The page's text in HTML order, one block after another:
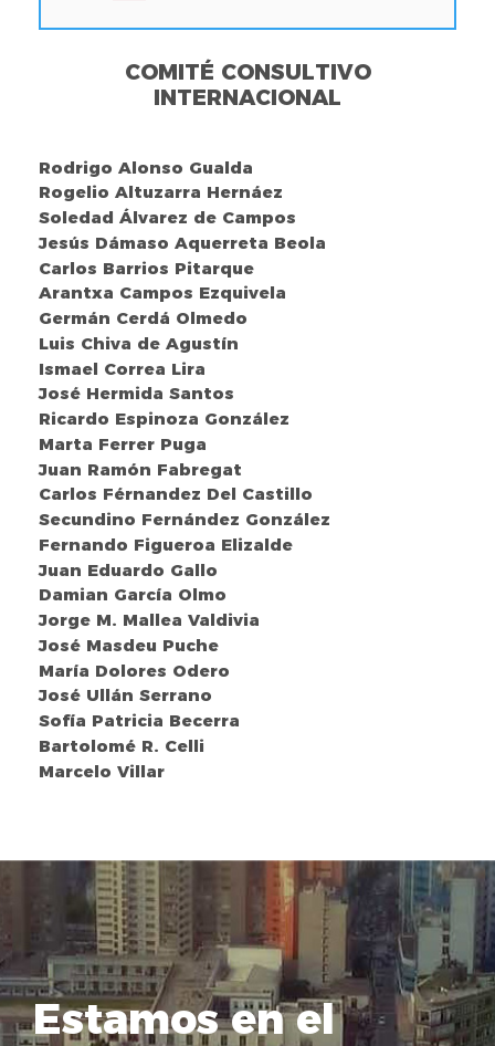
COMITÉ CONSULTIVO
INTERNACIONAL
Rodrigo Alonso Gualda
Rogelio Altuzarra Hernáez
Soledad Álvarez de Campos
Jesús Dámaso Aquerreta Beola
Carlos Barrios Pitarque
Arantxa Campos Ezquivela
Germán Cerdá Olmedo
Luis Chiva de Agustín
Ismael Correa Lira
José Hermida Santos
Ricardo Espinoza González
Marta Ferrer Puga
Juan Ramón Fabregat
Carlos Férnandez Del Castillo
Secundino Fernández González
Fernando Figueroa Elizalde
Juan Eduardo Gallo
Damian García Olmo
Jorge M. Mallea Valdivia
José Masdeu Puche
María Dolores Odero
José Ullán Serrano
Sofía Patricia Becerra
Bartolomé R. Celli
Marcelo Villar
Estamos en el